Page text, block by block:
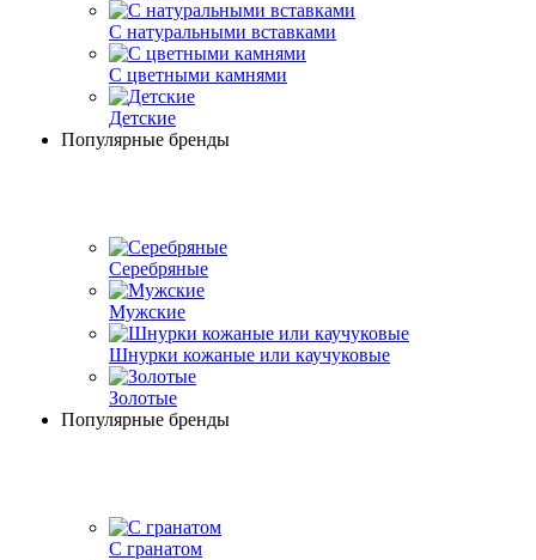
С натуральными вставками
С цветными камнями
Детские
Популярные бренды
Серебряные
Мужские
Шнурки кожаные или каучуковые
Золотые
Популярные бренды
С гранатом